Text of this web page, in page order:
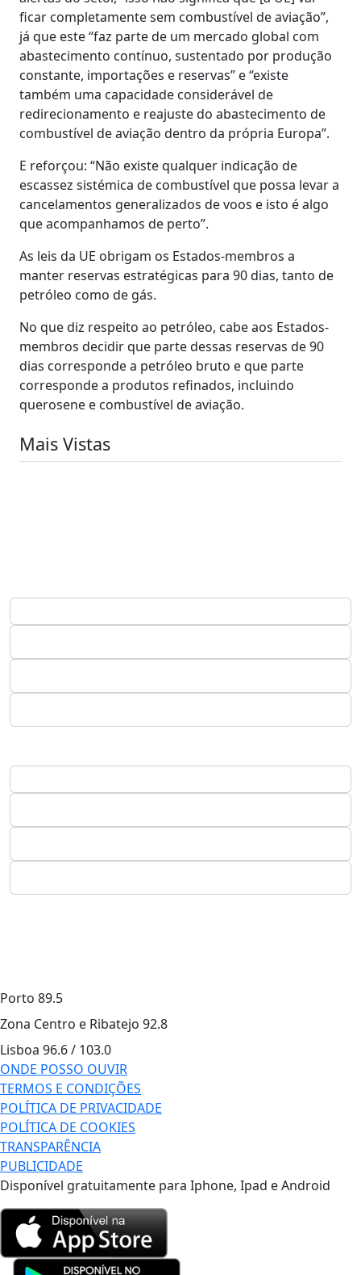
ficar completamente sem combustível de aviação”,
já que este “faz parte de um mercado global com
abastecimento contínuo, sustentado por produção
constante, importações e reservas” e “existe
também uma capacidade considerável de
redirecionamento e reajuste do abastecimento de
combustível de aviação dentro da própria Europa”.
E reforçou: “Não existe qualquer indicação de
escassez sistémica de combustível que possa levar a
cancelamentos generalizados de voos e isto é algo
que acompanhamos de perto”.
As leis da UE obrigam os Estados-membros a
manter reservas estratégicas para 90 dias, tanto de
petróleo como de gás.
No que diz respeito ao petróleo, cabe aos Estados-
membros decidir que parte dessas reservas de 90
dias corresponde a petróleo bruto e que parte
corresponde a produtos refinados, incluindo
querosene e combustível de aviação.
Mais Vistas
Porto 89.5
Zona Centro e Ribatejo 92.8
Lisboa 96.6 / 103.0
ONDE POSSO OUVIR
TERMOS E CONDIÇÕES
POLÍTICA DE PRIVACIDADE
POLÍTICA DE COOKIES
TRANSPARÊNCIA
PUBLICIDADE
Disponível gratuitamente para Iphone, Ipad e Android